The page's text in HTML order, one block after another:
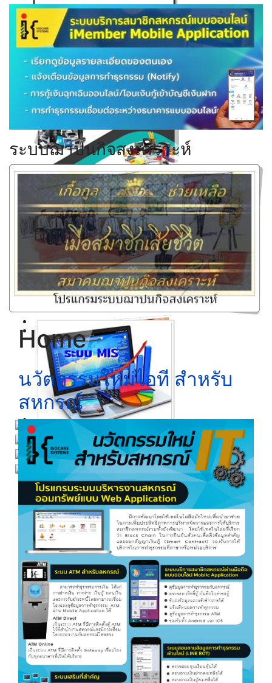
Click ดูรายละเอียด
Click ดูรายละเอียด
Click ดูรายละเอียด
Click ดูรายละเอียด
Click ดูรายละเอียด
Click ดูรายละเอียด
Click ดูรายละเอียด
Click ดูรายละเอียด
ระบบฌาปนกิจสงเคราะห์
Home
นวัตกรรมใหม่ไอที สำหรับ
สหกรณ์